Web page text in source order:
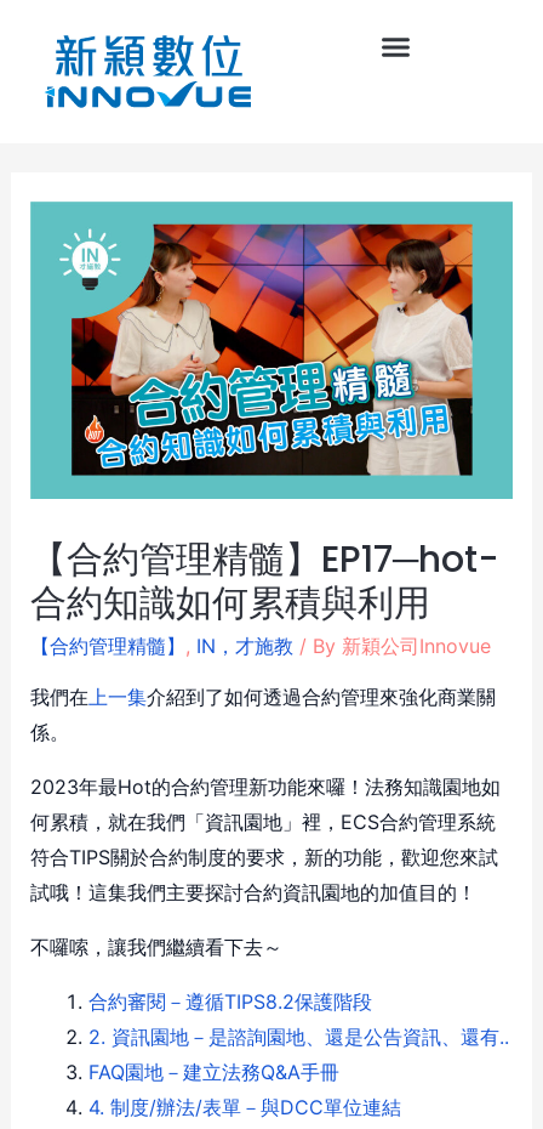
【合約管理精髓】EP17─hot-
合約知識如何累積與利用
【合約管理精髓】 , IN，才施教 / By 新穎公司Innovue
我們在上一集介紹到了如何透過合約管理來強化商業關
係。
2023年最Hot的合約管理新功能來囉！法務知識園地如
何累積，就在我們「資訊園地」裡，ECS合約管理系統
符合TIPS關於合約制度的要求，新的功能，歡迎您來試
試哦！這集我們主要探討合約資訊園地的加值目的！
不囉嗦，讓我們繼續看下去～
合約審閱－遵循TIPS8.2保護階段
2. 資訊園地－是諮詢園地、還是公告資訊、還有..
FAQ園地－建立法務Q&A手冊
4. 制度/辦法/表單－與DCC單位連結